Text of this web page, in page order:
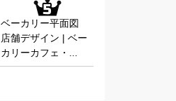
ベーカリー平面図
店舗デザイン | ベー
カリーカフェ・...